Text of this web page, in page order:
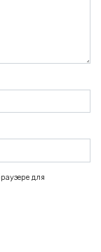
для